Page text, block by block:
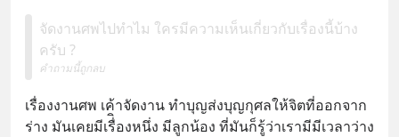
จัดงานศพไปทำไม ใครมีความเห็นเกี่ยวกับเรื่องนี้บ้าง
ครับ ?
คำถามนี้ถูกลบ
เรื่องงานศพ เค้าจัดงาน ทำบุญส่งบุญกุศลให้จิตที่ออกจาก
ร่าง มันเคยมีเรื่ิองหนึ่ง มีลูกน้อง ที่มันก็รู้ว่าเรามีมีเวลาว่าง